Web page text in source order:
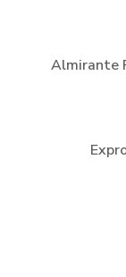
Almirante